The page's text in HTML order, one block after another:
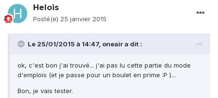
Helois
Posté(e) 25 janvier 2015
Le 25/01/2015 à 14:47, oneair a dit :
ok, c'est bon j'ai trouvé... j'ai pas lu cette partie du mode
d'emplois (et je passe pour un boulet en prime :P )...
Bon, je vais tester.